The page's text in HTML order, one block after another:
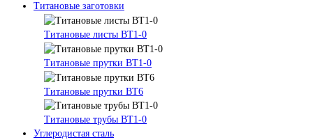
Титановые заготовки
Титановые листы ВТ1-0
Титановые прутки ВТ1-0
Титановые прутки ВТ6
Титановые трубы ВТ1-0
Углеродистая сталь